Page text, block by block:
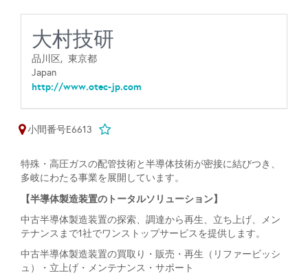
大村技研
品川区, 東京都
Japan
http://www.otec-jp.com
小間番号E6613
特殊・高圧ガスの配管技術と半導体技術が密接に結びつき、
多岐にわたる事業を展開しています。
【半導体製造装置のトータルソリューション】
中古半導体製造装置の探索、調達から再生、立ち上げ、メン
テナンスまで1社でワンストップサービスを提供します。
中古半導体製造装置の買取り・販売・再生（リファービッシ
ュ）・立上げ・メンテナンス・サポート